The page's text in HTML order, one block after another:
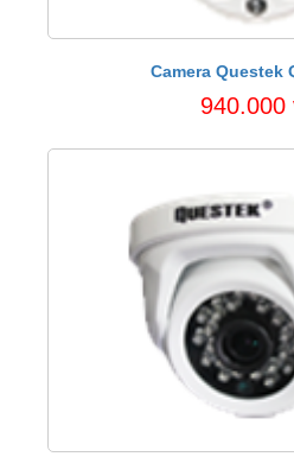
Camera Questek
940.000